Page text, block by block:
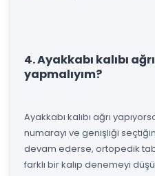
4. Ayakkabı kalıbı
yapmalıyım?
Ayakkabı kalıbı ağrı
numarayı ve genişliği
devam ederse, ortopedik
farklı bir kalıp denemeyi